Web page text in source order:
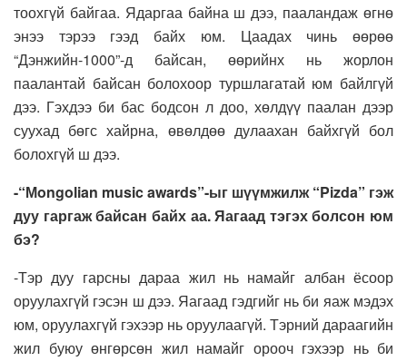
тоохгүй байгаа. Ядаргаа байна ш дээ, пааландаж өгнө
энээ тэрээ гээд байх юм. Цаадах чинь өөрөө
“Дэнжийн-1000”-д байсан, өөрийнх нь жорлон
паалантай байсан болохоор туршлагатай юм байлгүй
дээ. Гэхдээ би бас бодсон л доо, хөлдүү паалан дээр
суухад бөгс хайрна, өвөлдөө дулаахан байхгүй бол
болохгүй ш дээ.
-“Мongolian music awards”-ыг шүүмжилж “Pizda” гэж
дуу гаргаж байсан байх аа. Яагаад тэгэх болсон юм
бэ?
-Тэр дуу гарсны дараа жил нь намайг албан ёсоор
оруулахгүй гэсэн ш дээ. Яагаад гэдгийг нь би яаж мэдэх
юм, оруулахгүй гэхээр нь оруулаагүй. Тэрний дараагийн
жил буюу өнгөрсөн жил намайг орооч гэхээр нь би